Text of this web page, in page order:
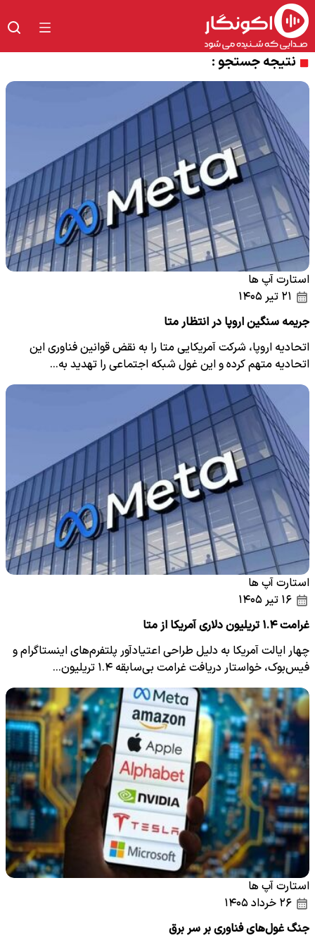
نتیجه جستجو :
استارت آپ ها
جریمه سنگین اروپا در انتظار متا
اتحادیه اروپا، شرکت آمریکایی متا را به نقض قوانین فناوری این
اتحادیه متهم کرده و این غول شبکه اجتماعی را تهدید به…
استارت آپ ها
غرامت ۱.۴ تریلیون دلاری آمریکا از متا
چهار ایالت آمریکا به دلیل طراحی اعتیادآور پلتفرم‌های اینستاگرام و
فیس‌بوک، خواستار دریافت غرامت بی‌سابقه ۱.۴ تریلیون…
استارت آپ ها
جنگ غول‌های فناوری بر سر برق